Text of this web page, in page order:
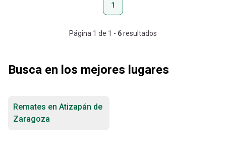
1
Página 1 de 1 - 6resultados
Busca en los mejores lugares
Remates en Atizapán de
Zaragoza